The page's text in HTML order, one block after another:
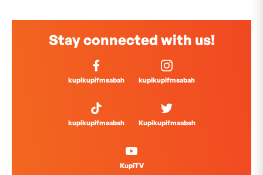
Stay connected with us!
kupikupifmsabah kupikupifmsabah
kupikupifmsabah Kupikupifmsabah
KupiTV